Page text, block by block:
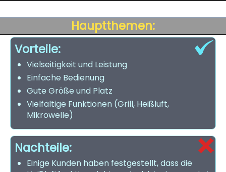
Hauptthemen:
Vorteile:
Vielseitigkeit und Leistung
Einfache Bedienung
Gute Größe und Platz
Vielfältige Funktionen (Grill, Heißluft,
Mikrowelle)
Nachteile:
Einige Kunden haben festgestellt, dass die